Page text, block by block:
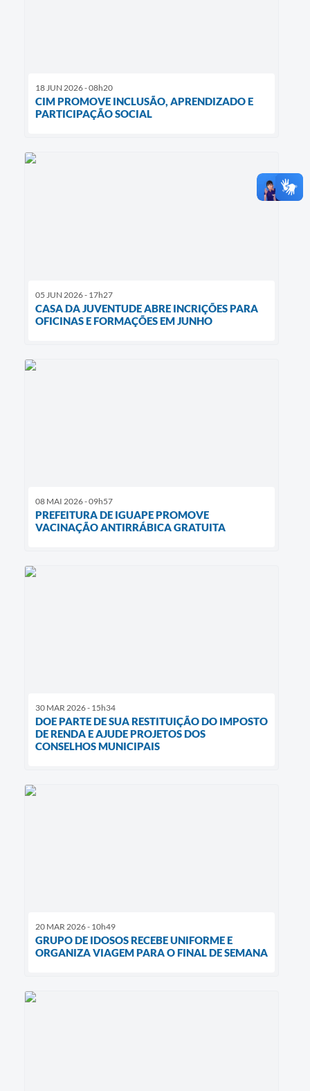
18 JUN 2026 - 08h20
CIM PROMOVE INCLUSÃO, APRENDIZADO E
PARTICIPAÇÃO SOCIAL
05 JUN 2026 - 17h27
CASA DA JUVENTUDE ABRE INCRIÇÕES PARA
OFICINAS E FORMAÇÕES EM JUNHO
08 MAI 2026 - 09h57
PREFEITURA DE IGUAPE PROMOVE
VACINAÇÃO ANTIRRÁBICA GRATUITA
30 MAR 2026 - 15h34
DOE PARTE DE SUA RESTITUIÇÃO DO IMPOSTO
DE RENDA E AJUDE PROJETOS DOS
CONSELHOS MUNICIPAIS
20 MAR 2026 - 10h49
GRUPO DE IDOSOS RECEBE UNIFORME E
ORGANIZA VIAGEM PARA O FINAL DE SEMANA